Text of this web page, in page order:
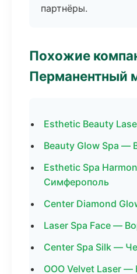
партнёры.
Похожие
Перманентный
Esthetic Beauty
Beauty Glow Spa —
Esthetic Spa
Симферополь
Center Diamond
Laser Spa Face —
Center Spa Silk —
ООО Velvet Laser —